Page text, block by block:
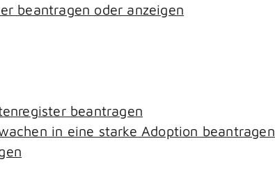
beantragen oder anzeigen
beantragen
in eine starke Adoption beantragen